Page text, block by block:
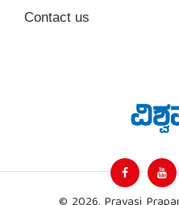
Contact us